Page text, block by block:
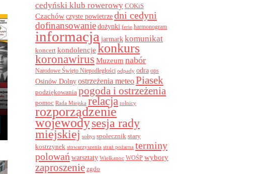
cedyński klub rowerowy COKiS
Czachówczyste powietrzedni cedyni
dofinansowanie dożynki ferie harmonogram
informacja jarmark komunikat
koncert kondolencje konkurs
koronawirus Muzeum nabór
Narodowe Święto Niepodległości odpady odra ops
Osinów Dolnyostrzeżenia meteoPiasek
podziękowania pogoda i ostrzeżenia
pomoc Rada Miejska relacja rolnicy
rozporządzenie
wojewodysesja rady
miejskiej sołtys społecznik stary
kostrzynek stowarzyszenia straż pożarna terminy
polowań warsztaty Wielkanoc WOŚP wybory
zaproszenie zgdo